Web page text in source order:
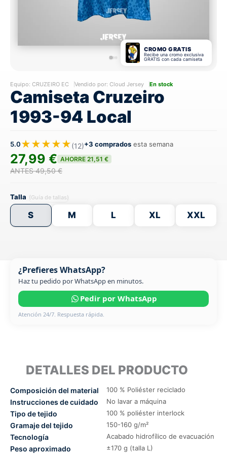
CROMO GRATIS
Recibe una cromo exclusiva
GRATIS con cada camiseta
Equipo: CRUZEIRO EC Vendido por: Cloud Jersey En stock
Camiseta Cruzeiro
1993-94 Local
5.0★★★★★(12)+3 comprados esta semana
27,99 € AHORRE 21,51 €
ANTES 49,50 €
Talla (Guía de tallas)
S M L XL XXL
¿Prefieres WhatsApp?
Haz tu pedido por WhatsApp en minutos.
Pedir por WhatsApp
Atención 24/7. Respuesta rápida.
DETALLES DEL PRODUCTO
Composición del material 100 % Poliéster reciclado
Instrucciones de cuidado No lavar a máquina
Tipo de tejido 100 % poliéster interlock
Gramaje del tejido 150-160 g/m²
Tecnología Acabado hidrofílico de evacuación
Peso aproximado ±170 g (talla L)